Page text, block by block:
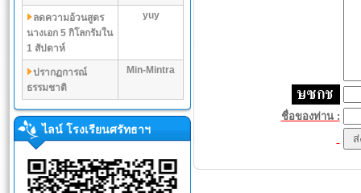
ลดความอ้วนสูตร
นางเอก 5 กิโลกรัมใน
1 สัปดาห์
yuy
ปรากฏการณ์
ธรรมชาติ
Min-Mintra
ไลน์ โรงเรียนศรัทธาฯ
ชื่อของท่าน :